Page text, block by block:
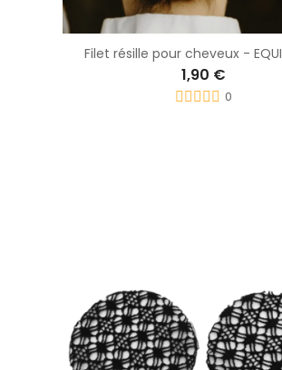
Filet résille pour cheveux -
1,90 €
0